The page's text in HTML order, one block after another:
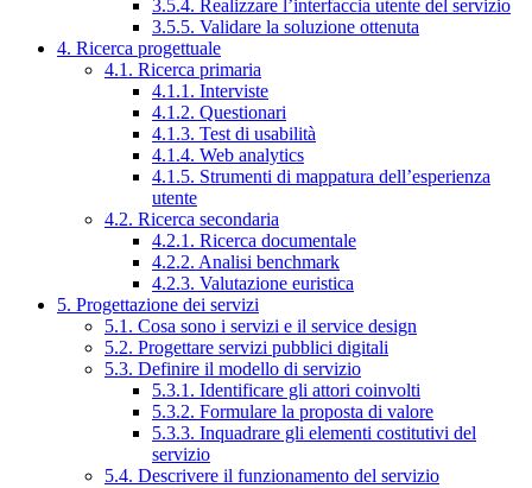
3.5.4. Realizzare l’interfaccia utente del servizio
3.5.5. Validare la soluzione ottenuta
4. Ricerca progettuale
4.1. Ricerca primaria
4.1.1. Interviste
4.1.2. Questionari
4.1.3. Test di usabilità
4.1.4. Web analytics
4.1.5. Strumenti di mappatura dell’esperienza
utente
4.2. Ricerca secondaria
4.2.1. Ricerca documentale
4.2.2. Analisi benchmark
4.2.3. Valutazione euristica
5. Progettazione dei servizi
5.1. Cosa sono i servizi e il service design
5.2. Progettare servizi pubblici digitali
5.3. Definire il modello di servizio
5.3.1. Identificare gli attori coinvolti
5.3.2. Formulare la proposta di valore
5.3.3. Inquadrare gli elementi costitutivi del
servizio
5.4. Descrivere il funzionamento del servizio